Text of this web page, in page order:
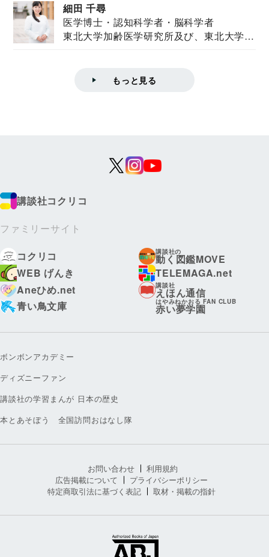
細田 千尋
医学博士・認知科学者・脳科学者
東北大学加齢医学研究所及び、東北大学大
もっと見る
講談社コクリコ
ファミリーサイト
コクリコ
講談社の
動く図鑑MOVE
WEB げんき
TELEMAGA.net
Aneひめ.net
講談社
えほん通信
青い鳥文庫
はやみねかおる FAN CLUB
赤い夢学園
ボンボンアカデミー
ディズニーファン
講談社の学習まんが 日本の歴史
本とあそぼう 全国訪問おはなし隊
お問い合わせ
利用規約
広告掲載について
プライバシーポリシー
特定商取引法に基づく表記
取材・掲載の指針